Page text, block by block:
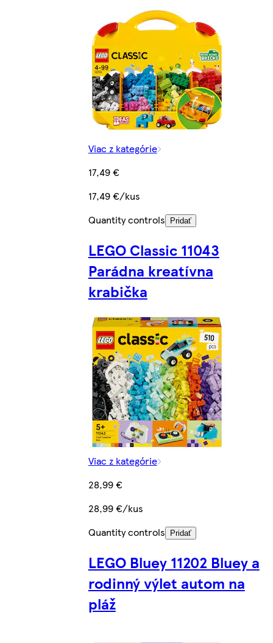
Viac z kategórie
17,49 €
17,49 €/kus
Quantity controls
Pridať
LEGO Classic 11043
Parádna kreatívna
krabička
Viac z kategórie
28,99 €
28,99 €/kus
Quantity controls
Pridať
LEGO Bluey 11202 Bluey a
rodinný výlet autom na
pláž